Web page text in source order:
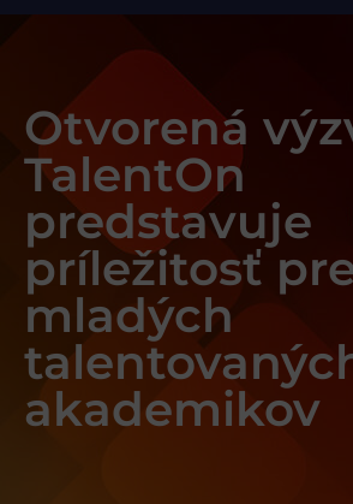
Otvorená
TalentOn
predstavuje
príležitosť
mladých
akademikov